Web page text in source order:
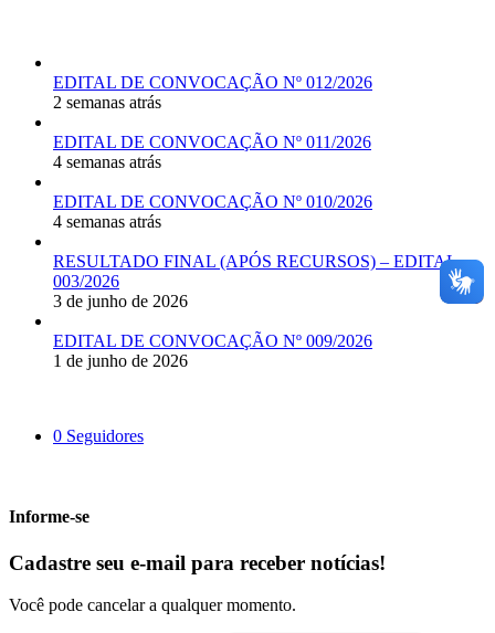
EDITAL DE CONVOCAÇÃO Nº 012/2026
2 semanas atrás
EDITAL DE CONVOCAÇÃO Nº 011/2026
4 semanas atrás
EDITAL DE CONVOCAÇÃO Nº 010/2026
4 semanas atrás
RESULTADO FINAL (APÓS RECURSOS) – EDITAL
003/2026
3 de junho de 2026
EDITAL DE CONVOCAÇÃO Nº 009/2026
1 de junho de 2026
0 Seguidores
Informe-se
Cadastre seu e-mail para receber notícias!
Você pode cancelar a qualquer momento.